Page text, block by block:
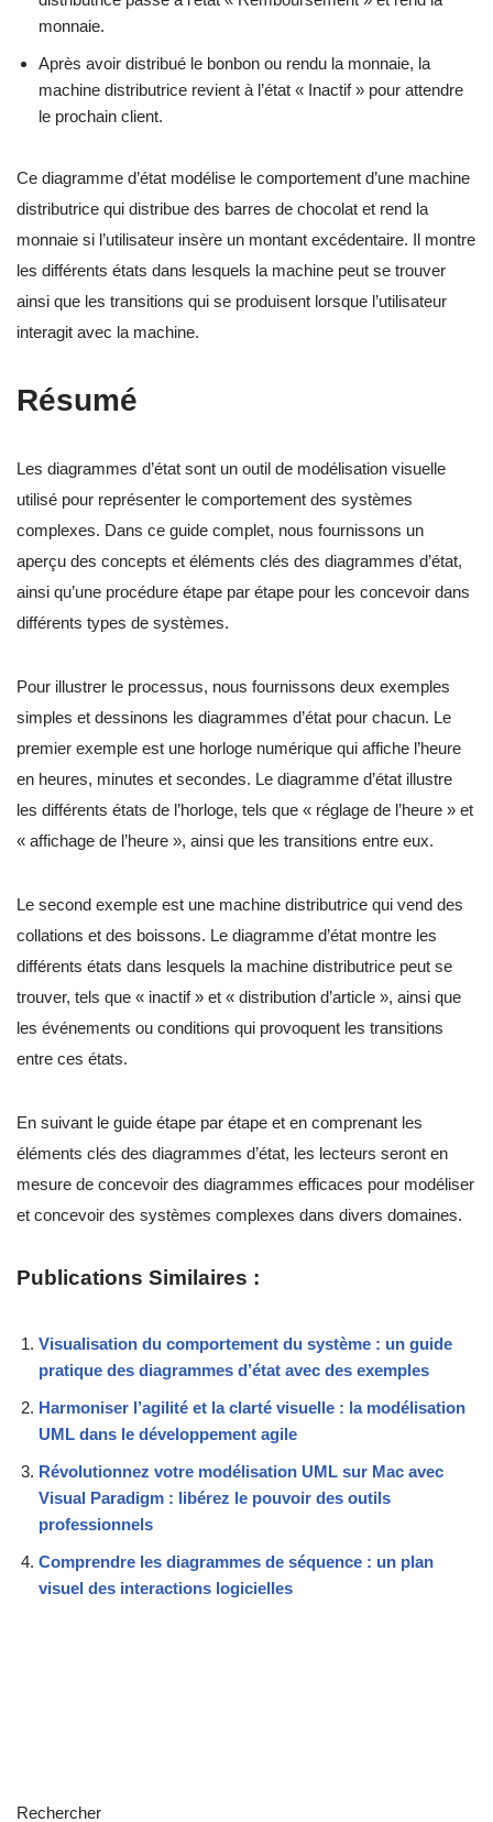
monnaie.
Après avoir distribué le bonbon ou rendu la monnaie, la
machine distributrice revient à l’état « Inactif » pour attendre
le prochain client.
Ce diagramme d’état modélise le comportement d’une machine
distributrice qui distribue des barres de chocolat et rend la
monnaie si l’utilisateur insère un montant excédentaire. Il montre
les différents états dans lesquels la machine peut se trouver
ainsi que les transitions qui se produisent lorsque l’utilisateur
interagit avec la machine.
Résumé
Les diagrammes d’état sont un outil de modélisation visuelle
utilisé pour représenter le comportement des systèmes
complexes. Dans ce guide complet, nous fournissons un
aperçu des concepts et éléments clés des diagrammes d’état,
ainsi qu’une procédure étape par étape pour les concevoir dans
différents types de systèmes.
Pour illustrer le processus, nous fournissons deux exemples
simples et dessinons les diagrammes d’état pour chacun. Le
premier exemple est une horloge numérique qui affiche l’heure
en heures, minutes et secondes. Le diagramme d’état illustre
les différents états de l’horloge, tels que « réglage de l’heure » et
« affichage de l’heure », ainsi que les transitions entre eux.
Le second exemple est une machine distributrice qui vend des
collations et des boissons. Le diagramme d’état montre les
différents états dans lesquels la machine distributrice peut se
trouver, tels que « inactif » et « distribution d’article », ainsi que
les événements ou conditions qui provoquent les transitions
entre ces états.
En suivant le guide étape par étape et en comprenant les
éléments clés des diagrammes d’état, les lecteurs seront en
mesure de concevoir des diagrammes efficaces pour modéliser
et concevoir des systèmes complexes dans divers domaines.
Publications Similaires :
Visualisation du comportement du système : un guide
pratique des diagrammes d’état avec des exemples
Harmoniser l’agilité et la clarté visuelle : la modélisation
UML dans le développement agile
Révolutionnez votre modélisation UML sur Mac avec
Visual Paradigm : libérez le pouvoir des outils
professionnels
Comprendre les diagrammes de séquence : un plan
visuel des interactions logicielles
Rechercher